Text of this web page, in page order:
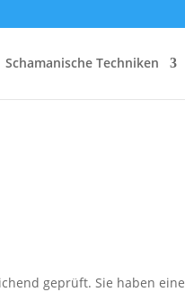
Schamanische Techniken
geprüft. Sie haben eine